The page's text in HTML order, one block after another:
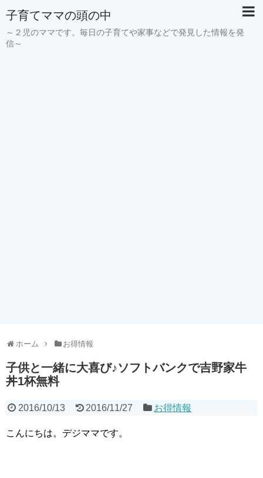
子育てママの頭の中
～２児のママです。毎日の子育てや家事などで発見した情報を発
信～
ホーム お得情報
子供と一緒に大喜び♪ソフトバンクで吉野家牛
丼1杯無料
2016/10/13 2016/11/27 お得情報
こんにちは。デジママです。